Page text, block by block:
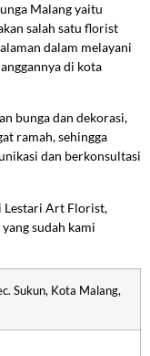
Malang yaitu
salah satu florist
dalam melayani
di kota
bunga dan dekorasi,
ramah, sehingga
dan berkonsultasi
Lestari Art Florist,
sudah kami
Sukun, Kota Malang,